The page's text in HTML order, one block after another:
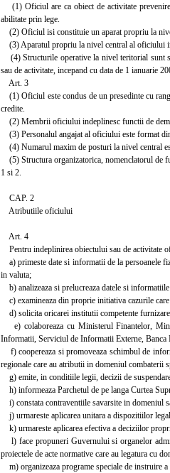
(1) Oficiul are ca obiect de activitate
abilitate prin lege.
(2) Oficiul isi constituie un aparat propriu la
(3) Aparatul propriu la nivel central al oficiului
(4) Structurile operative la nivel teritorial sunt
sau de activitate, incepand cu data de 1 ianuarie
Art. 3
(1) Oficiul este condus de un presedinte cu
credite.
(2) Membrii oficiului indeplinesc functii de
(3) Personalul angajat al oficiului este format
(4) Numarul maxim de posturi la nivel central
(5) Structura organizatorica, nomenclatorul de
1 si 2.
CAP. 2
Atributiile oficiului
Art. 4
Pentru indeplinirea obiectului sau de activitate
a) primeste date si informatii de la persoanele
in valuta;
b) analizeaza si prelucreaza datele si
c) examineaza din proprie initiativa cazurile
d) solicita oricarei institutii competente
e) colaboreaza cu Ministerul Finantelor,
Informatii, Serviciul de Informatii Externe, Banca
f) coopereaza si promoveaza schimbul de
regionale care au atributii in domeniul combaterii
g) emite, in conditiile legii, decizii de
h) informeaza Parchetul de pe langa Curtea
i) constata contraventiile savarsite in domeniul
j) urmareste aplicarea unitara a dispozitiilor
k) urmareste aplicarea efectiva a deciziilor
l) face propuneri Guvernului si organelor
proiectele de acte normative care au legatura cu
m) organizeaza programe speciale de instruire